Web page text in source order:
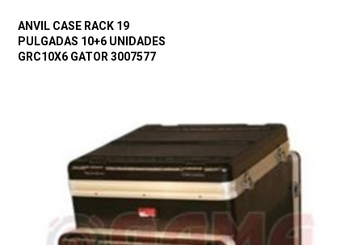
ANVIL CASE RACK 19
PULGADAS 10+6 UNIDADES
GRC10X6 GATOR 3007577